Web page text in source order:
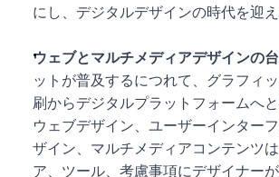
にし、デジタルデザインの時代を迎え
ウェブとマルチメディアデザインの
ットが普及するにつれて、グラフィ
刷からデジタルプラットフォームへと
ウェブデザイン、ユーザーインター
ザイン、マルチメディアコンテンツ
ア、ツール、考慮事項にデザイナー